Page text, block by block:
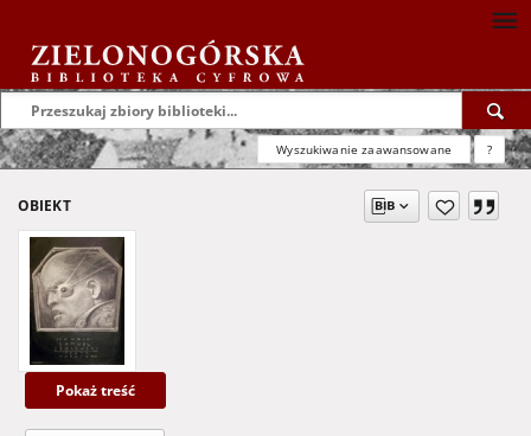
Wyszukiwanie zaawansowane ?
OBIEKT
Pokaż treść